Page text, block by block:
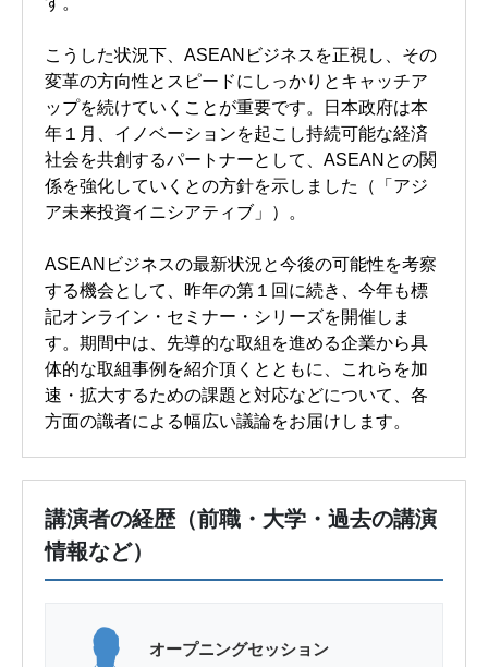
こうした状況下、ASEANビジネスを正視し、その
変革の方向性とスピードにしっかりとキャッチア
ップを続けていくことが重要です。日本政府は本
年１月、イノベーションを起こし持続可能な経済
社会を共創するパートナーとして、ASEANとの関
係を強化していくとの方針を示しました（「アジ
ア未来投資イニシアティブ」）。
ASEANビジネスの最新状況と今後の可能性を考察
する機会として、昨年の第１回に続き、今年も標
記オンライン・セミナー・シリーズを開催しま
す。期間中は、先導的な取組を進める企業から具
体的な取組事例を紹介頂くとともに、これらを加
速・拡大するための課題と対応などについて、各
方面の識者による幅広い議論をお届けします。
講演者の経歴（前職・大学・過去の講演
情報など）
オープニングセッション